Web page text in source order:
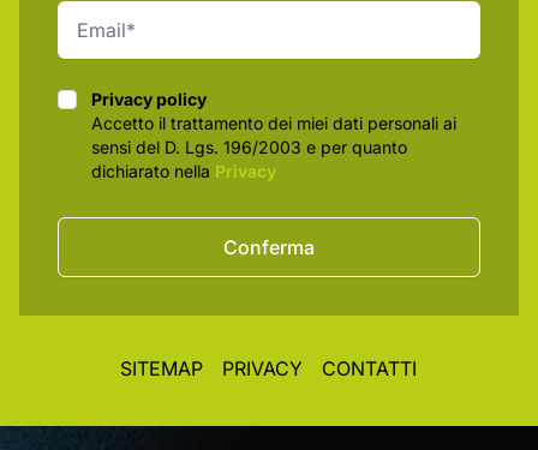
Privacy policy
Privacy policy
Accetto il trattamento dei miei dati personali ai
sensi del D. Lgs. 196/2003 e per quanto
dichiarato nella Privacy
Conferma
SITEMAP PRIVACY CONTATTI